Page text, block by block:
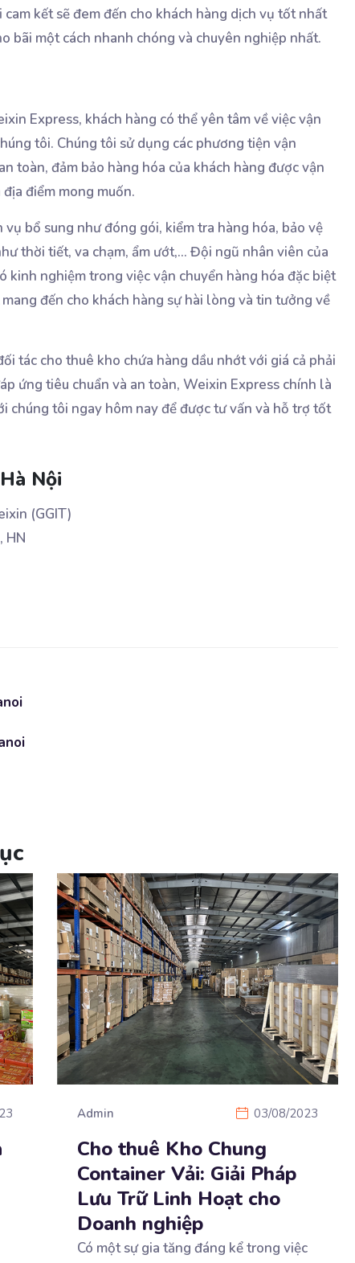
kết sẽ đem đến cho khách hàng dịch vụ tốt nhất
bãi một cách nhanh chóng và chuyên nghiệp nhất.
Express, khách hàng có thể yên tâm về việc vận
tôi. Chúng tôi sử dụng các phương tiện vận
toàn, đảm bảo hàng hóa của khách hàng được vận
điểm mong muốn.
bổ sung như đóng gói, kiểm tra hàng hóa, bảo vệ
thời tiết, va chạm, ẩm ướt,... Đội ngũ nhân viên của
kinh nghiệm trong việc vận chuyển hàng hóa đặc biệt
đến cho khách hàng sự hài lòng và tin tưởng về
tác cho thuê kho chứa hàng dầu nhớt với giá cả phải
ứng tiêu chuẩn và an toàn, Weixin Express chính là
chúng tôi ngay hôm nay để được tư vấn và hỗ trợ tốt
Nội
(GGIT)
HN
Admin 03/08/2023
Cho thuê Kho Chung
Container Vải: Giải Pháp
Lưu Trữ Linh Hoạt cho
Doanh nghiệp
Có một sự gia tăng đáng kể trong việc